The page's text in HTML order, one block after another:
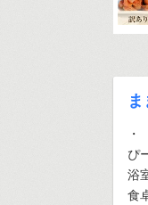
・
ぴ
浴
食